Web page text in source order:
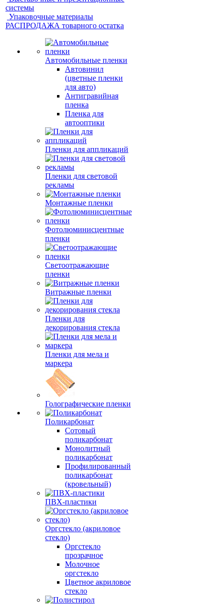
системы
Упаковочные материалы
РАСПРОДАЖА товарного остатка
Автомобильные пленки
Автовинил
(цветные пленки
для авто)
Антигравийная
пленка
Пленка для
автооптики
Пленки для аппликаций
Пленки для световой
рекламы
Монтажные пленки
Фотолюминисцентные
пленки
Светоотражающие
пленки
Витражные пленки
Пленки для
декорирования стекла
Пленки для мела и
маркера
Голографические пленки
Поликарбонат
Сотовый
поликарбонат
Монолитный
поликарбонат
Профилированный
поликарбонат
(кровельный)
ПВХ-пластики
Оргстекло (акриловое
стекло)
Оргстекло
прозрачное
Молочное
оргстекло
Цветное акриловое
стекло